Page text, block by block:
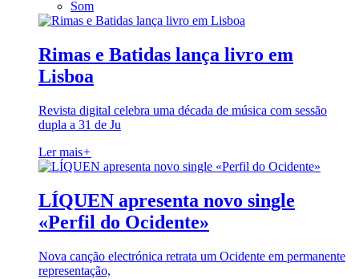
Som
Rimas e Batidas lança livro em
Lisboa
Revista digital celebra uma década de música com sessão
dupla a 31 de Ju
Ler mais+
LÍQUEN apresenta novo single
«Perfil do Ocidente»
Nova canção electrónica retrata um Ocidente em permanente
representação,